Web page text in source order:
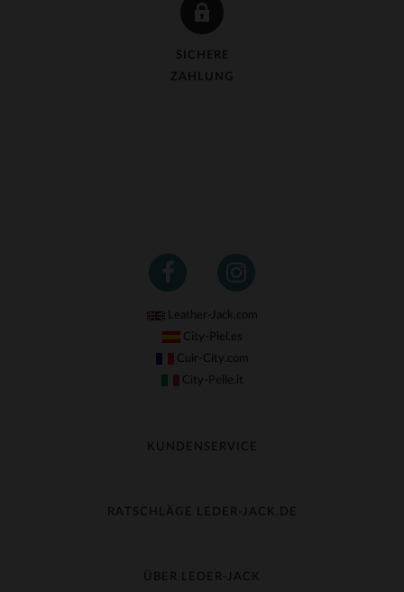
SICHERE
ZAHLUNG
Leather-Jack.com
City-Piel.es
Cuir-City.com
City-Pelle.it
KUNDENSERVICE
Umtausch & Widerruf
Kundenservice kontaktieren
RATSCHLÄGE LEDER-JACK.DE
Material-Guide
ÜBER LEDER-JACK